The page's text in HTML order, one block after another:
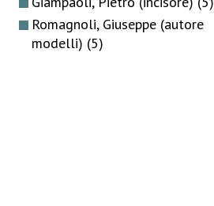
Romagnoli, Giuseppe (autore
modelli) (5)